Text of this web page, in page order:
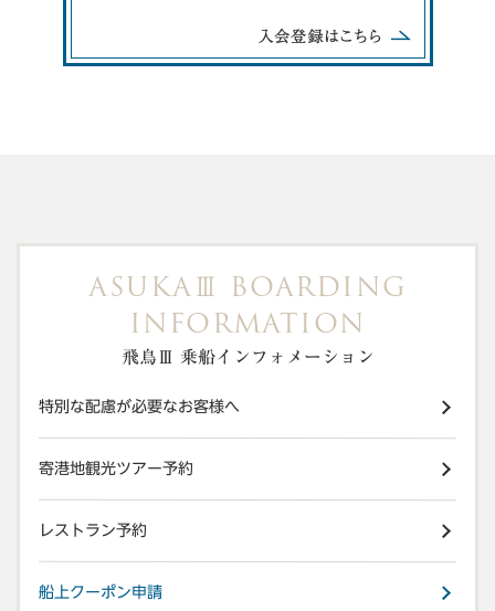
ASUKA Ⅲ
BOARDING
INFORMATION
飛鳥Ⅲ 乗船インフォメーション
特別な配慮が必要なお客様へ
寄港地観光ツアー予約
レストラン予約
船上クーポン申請